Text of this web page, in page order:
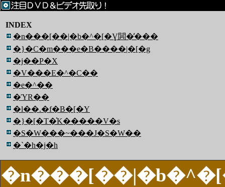
INDEX
�n���[��|�b�^�[�Ɣ閧�̕���
�}�C�m���e�B����|�[�g
�j��P�X
�V���E�^�C��
�e�^��
�ΎR��
�l��.�f�B�[�Y
�}�[�T�̍K�����V�s
�S�W���~���J�S�W��
�`�h�j�h